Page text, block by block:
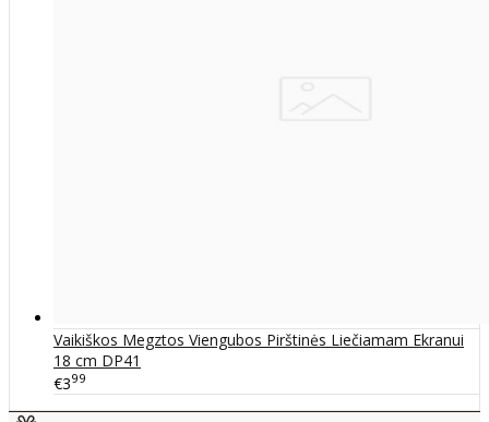
Vaikiškos Megztos Viengubos Pirštinės Liečiamam Ekranui
18 cm DP41
€399